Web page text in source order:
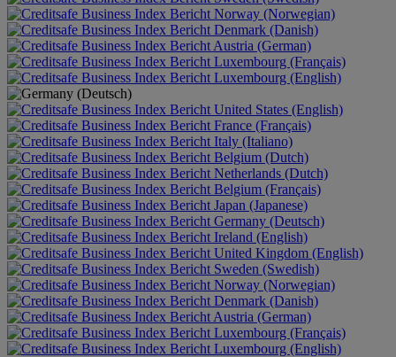
Norway (Norwegian)
Denmark (Danish)
Austria (German)
Luxembourg (Français)
Luxembourg (English)
United States (English)
France (Français)
Italy (Italiano)
Belgium (Dutch)
Netherlands (Dutch)
Belgium (Français)
Japan (Japanese)
Germany (Deutsch)
Ireland (English)
United Kingdom (English)
Sweden (Swedish)
Norway (Norwegian)
Denmark (Danish)
Austria (German)
Luxembourg (Français)
Luxembourg (English)